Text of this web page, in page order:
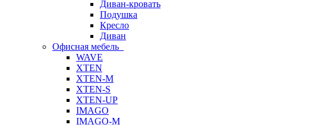
Диван-кровать
Подушка
Кресло
Диван
Офисная мебель
WAVE
XTEN
XTEN-M
XTEN-S
XTEN-UP
IMAGO
IMAGO-M